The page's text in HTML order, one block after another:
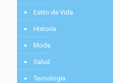
Estilo de Vida
Historia
Moda
Salud
Tecnología